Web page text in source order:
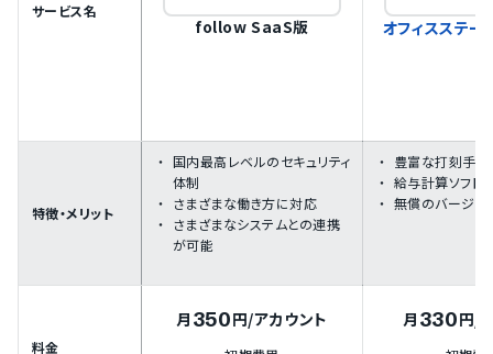
サービス名
follow SaaS版 オフィスステー
特徴・メリット
国内最高レベルのセキュリティ
体制
さまざまな働き方に対応
さまざまなシステムとの連携
が可能
豊富な打刻手段
給与計算ソフト
無償のバージョ
料金
月 350円/アカウント 月 330円